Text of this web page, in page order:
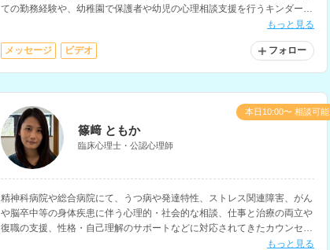
ての勤務経験や、幼稚園で保護者や幼児の心理相談支援を行うキンダーカ
ウンセラー、スクールカウンセラーなどの勤務経験もお持ちです。もっと見る
メッセージ ビデオ フォロー
篠﨑 ともか
臨床心理士・公認心理師
精神科病院や総合病院にて、うつ病や発達特性、ストレス関連障害、がん
や脳卒中等の身体疾患に伴う心理的・社会的な相談、仕事と治療の両立や
復職の支援、性格・自己理解のサポートなどに対応されてきたカウンセラ
ーさんです。働く人のケアやメンタルヘルス不調の相談なども得意とされ
もっと見る
本日10:00〜 相談可能